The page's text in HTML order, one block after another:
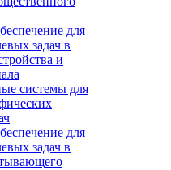
для
задач в
и
системы для
для
задач в